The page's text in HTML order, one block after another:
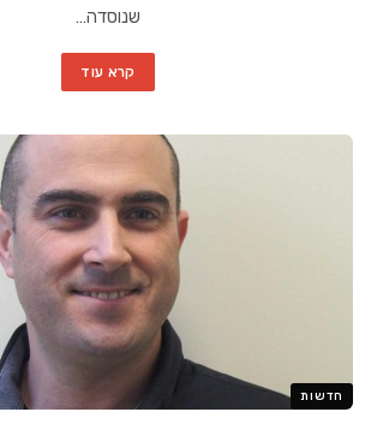
שנוסדה…
קרא עוד
חדשות